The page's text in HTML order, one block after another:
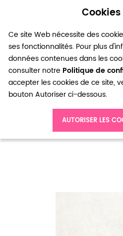
Cookies
Ce site Web nécessite des
ses fonctionnalités. Pour plus
données contenues dans les
consulter notre Politique de
accepter les cookies de ce site,
bouton Autoriser ci-dessous.
AUTORISER LES
0
Perle en métal Bicone